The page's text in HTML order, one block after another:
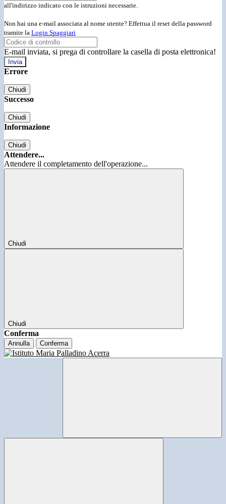
all'indirizzo indicato con le istruzioni necessarie.
Non hai una e-mail associata al nome utente? Effettua il reset della password
tramite la Login Spaggiari
E-mail inviata, si prega di controllare la casella di posta elettronica!
Errore
Chiudi
Successo
Chiudi
Informazione
Chiudi
Attendere...
Attendere il completamento dell'operazione...
Chiudi
Chiudi
Conferma
Annulla Conferma